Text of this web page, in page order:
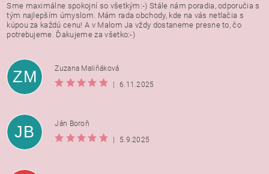
Sme maximálne spokojní so všetkým:-) Stále nám poradia, odporučia s
tým najlepším úmyslom. Mám rada obchody, kde na vás netlačia s
kúpou za každú cenu! A v Malom Ja vždy dostaneme presne to, čo
potrebujeme. Ďakujeme za všetko:-)
ZM
Zuzana Maliňáková
|
6.11.2025
JB
Ján Boroň
|
5.9.2025